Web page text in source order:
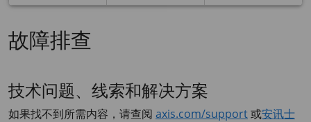
故障排查
技术问题、线索和解决方案
如果找不到所需内容，请查阅 axis.com/support或安讯士